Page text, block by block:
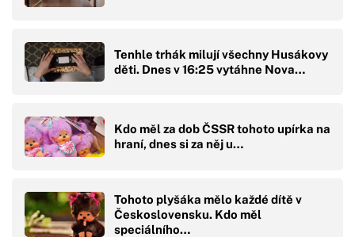
Tenhle trhák milují všechny Husákovy
děti. Dnes v 16:25 vytáhne Nova…
Kdo měl za dob ČSSR tohoto upírka na
hraní, dnes si za něj u…
Tohoto plyšáka mělo každé dítě v
Československu. Kdo měl
speciálního…